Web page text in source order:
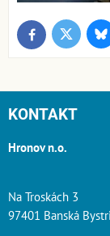
FacebookTwitter
KONTAKT
Hronov n.o.
Na Troskách 3
97401 Banská